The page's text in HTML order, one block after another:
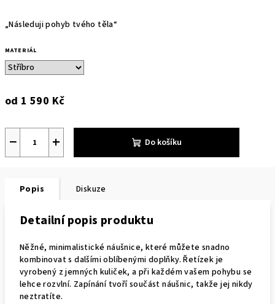
„Následuji pohyb tvého těla“
MATERIÁL
od 1 590 Kč
+
− Do košíku
Popis Diskuze
Detailní popis produktu
Něžné, minimalistické náušnice, které můžete snadno
kombinovat s dalšími oblíbenými doplňky. Řetízek je
vyrobený z jemných kuliček, a při každém vašem pohybu se
lehce rozvlní. Zapínání tvoří součást náušnic, takže jej nikdy
neztratíte.